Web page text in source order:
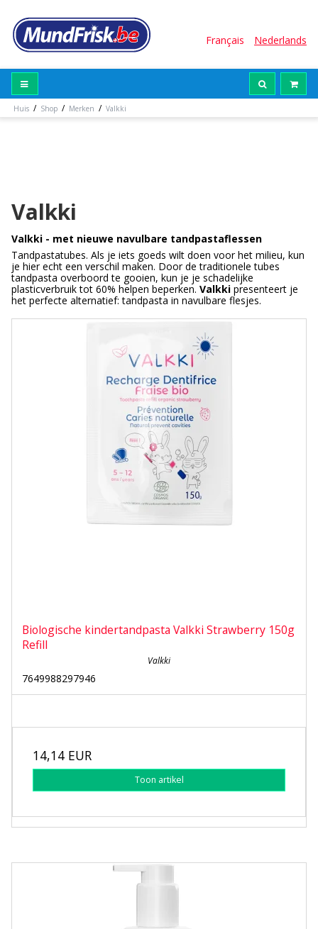
Français Nederlands
Huis / Shop / Merken / Valkki
Valkki
Valkki - met nieuwe navulbare tandpastaflessen
Tandpastatubes. Als je iets goeds wilt doen voor het milieu, kun
je hier echt een verschil maken. Door de traditionele tubes
tandpasta overboord te gooien, kun je je schadelijke
plasticverbruik tot 60% helpen beperken. Valkki presenteert je
het perfecte alternatief: tandpasta in navulbare flesjes.
Biologische kindertandpasta Valkki Strawberry 150g
Refill
Valkki
7649988297946
14,14 EUR
Toon artikel